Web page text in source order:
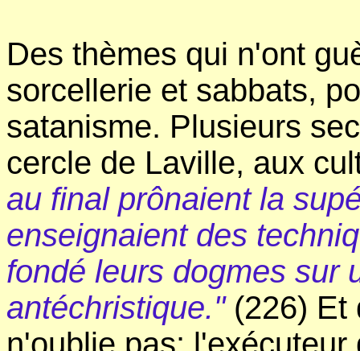
Des thèmes qui n'ont
sorcellerie et sabbats,
satanisme. Plusieurs
cercle de Laville, aux
au final prônaient la
enseignaient des
fondé leurs dogmes sur
antéchristique." (226) Et
n'oublie pas: